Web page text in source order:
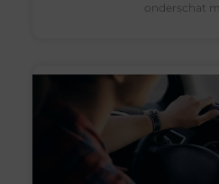
onderschat